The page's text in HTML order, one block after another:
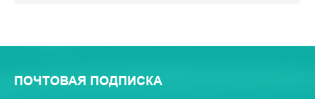
ПОЧТОВАЯ ПОДПИСКА